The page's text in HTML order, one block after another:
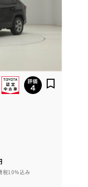
税10％込み